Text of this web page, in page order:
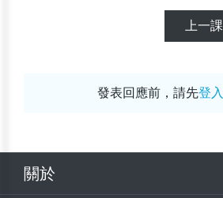
上一課
發表回應前，請先登入
關於